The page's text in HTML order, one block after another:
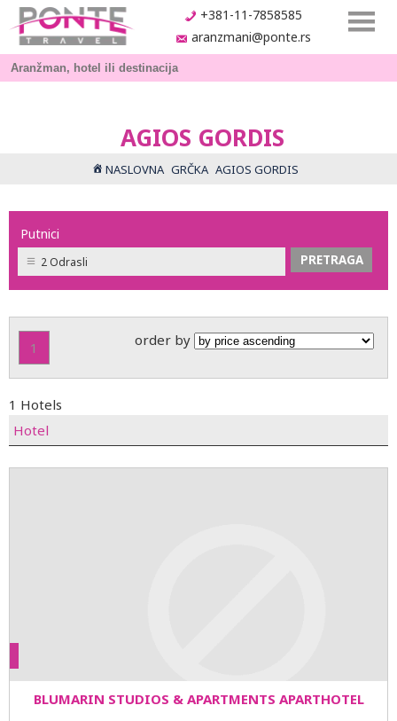
+381-11-7858585
aranzmani@ponte.rs
AGIOS GORDIS
NASLOVNA GRČKA AGIOS GORDIS
Putnici
2 Odrasli
1 order by
1 Hotels
Hotel
BLUMARIN STUDIOS & APARTMENTS APARTHOTEL